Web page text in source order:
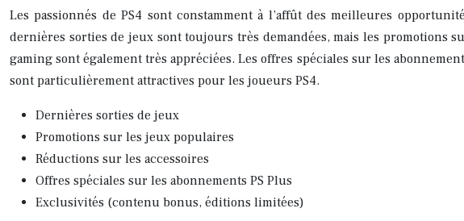
Les passionnés de PS4 sont constamment à l’affût des meilleures
dernières sorties de jeux sont toujours très demandées, mais les promotions
gaming sont également très appréciées. Les offres spéciales sur les
sont particulièrement attractives pour les joueurs PS4.
Dernières sorties de jeux
Promotions sur les jeux populaires
Réductions sur les accessoires
Offres spéciales sur les abonnements PS Plus
Exclusivités (contenu bonus, éditions limitées)